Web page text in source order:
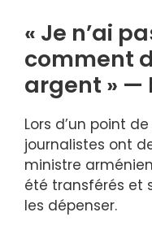
« Je n’ai
comment
argent » —
Lors d’un point
journalistes ont
ministre
été transférés et
les dépenser.